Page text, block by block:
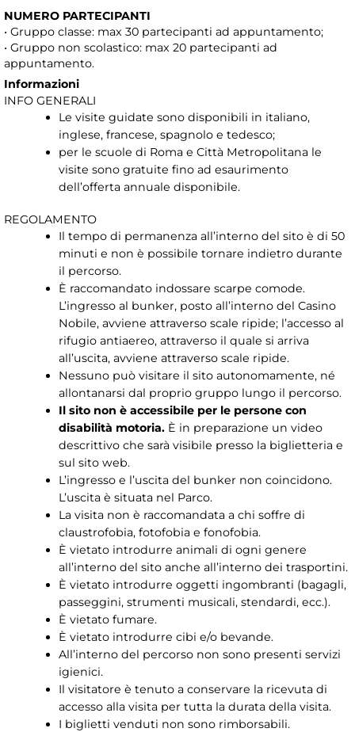
NUMERO PARTECIPANTI
• Gruppo classe: max 30 partecipanti ad appuntamento;
• Gruppo non scolastico: max 20 partecipanti ad
appuntamento.
Informazioni
INFO GENERALI
Le visite guidate sono disponibili in italiano,
inglese, francese, spagnolo e tedesco;
per le scuole di Roma e Città Metropolitana le
visite sono gratuite fino ad esaurimento
dell’offerta annuale disponibile.
REGOLAMENTO
Il tempo di permanenza all’interno del sito è di 50
minuti e non è possibile tornare indietro durante
il percorso.
È raccomandato indossare scarpe comode.
L’ingresso al bunker, posto all’interno del Casino
Nobile, avviene attraverso scale ripide; l’accesso al
rifugio antiaereo, attraverso il quale si arriva
all’uscita, avviene attraverso scale ripide.
Nessuno può visitare il sito autonomamente, né
allontanarsi dal proprio gruppo lungo il percorso.
Il sito non è accessibile per le persone con
disabilità motoria.È in preparazione un video
descrittivo che sarà visibile presso la biglietteria e
sul sito web.
L’ingresso e l’uscita del bunker non coincidono.
L’uscita è situata nel Parco.
La visita non è raccomandata a chi soffre di
claustrofobia, fotofobia e fonofobia.
È vietato introdurre animali di ogni genere
all’interno del sito anche all’interno dei trasportini.
È vietato introdurre oggetti ingombranti (bagagli,
passeggini, strumenti musicali, stendardi, ecc.).
È vietato fumare.
È vietato introdurre cibi e/o bevande.
All’interno del percorso non sono presenti servizi
igienici.
Il visitatore è tenuto a conservare la ricevuta di
accesso alla visita per tutta la durata della visita.
I biglietti venduti non sono rimborsabili.